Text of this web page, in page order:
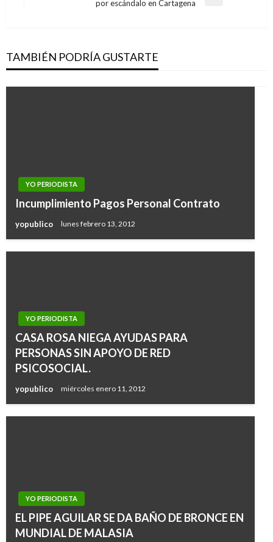
por escándalo en Cartagena
TAMBIÉN PODRÍA GUSTARTE
YO PERIODISTA
Incumplimiento Pagos Personal Contrato
yopublico lunes febrero 13, 2012
YO PERIODISTA
CASA ROSA NIEGA AYUDAS PARA
PERSONAS SIN APOYO DE RED
PSICOSOCIAL.
yopublico miércoles enero 11, 2012
YO PERIODISTA
EL PIPE AGUILAR SE DA BAÑO DE BRONCE EN
MUNDIAL DE MALASIA